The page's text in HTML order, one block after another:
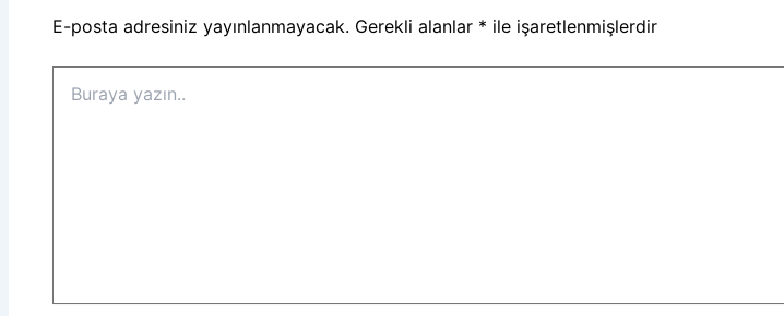
E-posta adresiniz yayınlanmayacak. Gerekli alanlar * ile işaretlenmişlerdir
yazın..